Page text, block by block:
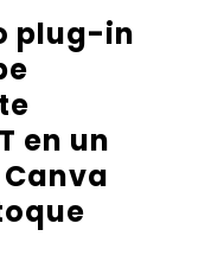
plug-in
en un